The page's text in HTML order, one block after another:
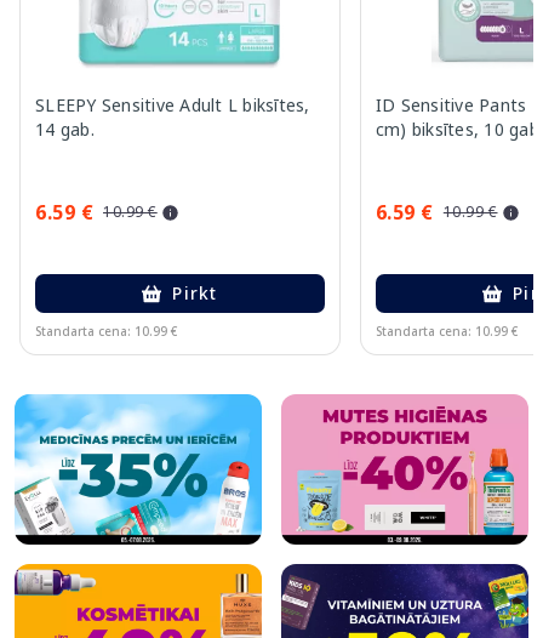
SLEEPY Sensitive Adult L biksītes,
14 gab.
6.59 € 10.99 €
Pirkt
Standarta cena: 10.99 €
ID Sensitive Pants
cm) biksītes, 10 gab.
6.59 € 10.99 €
Standarta cena: 10.99 €